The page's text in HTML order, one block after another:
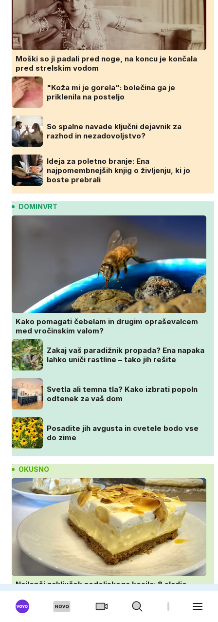
Moški so ji padali pred noge, na koncu je končala
pred strelskim vodom
"Koža mi je gorela": bolečina ga je
priklenila na posteljo
So spalne navade ključni dejavnik za
razhod in nezadovoljstvo?
Ideja za poletno branje: Ena
najpomembnejših knjig o življenju, ki jo
boste prebrali
DOMINVRT
Kako pomagati čebelam in drugim opraševalcem
med vročinskim valom?
Zakaj vaš paradižnik propada? Ena napaka
lahko uniči rastline – tako jih rešite
Svetla ali temna tla? Kako izbrati popoln
odtenek za vaš dom
Posadite jih avgusta in cvetele bodo vse
do zime
OKUSNO
Najlepši zaključek nedeljskega kosila: 8 sladic
brez peke, ki se jih vsi veselijo
Klasična panada odpade: tako Italijani